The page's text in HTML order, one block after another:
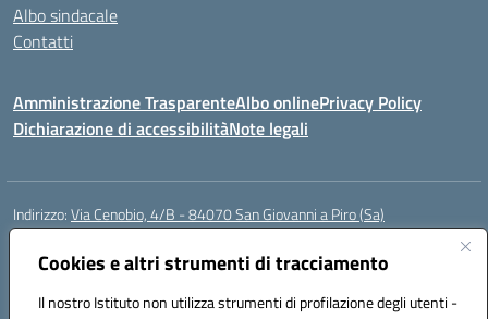
Cookies e altri strumenti di tracciamento
Il nostro Istituto non utilizza strumenti di profilazione degli utenti -
Albo sindacale
Contatti
Amministrazione TrasparenteAlbo onlinePrivacy Policy
Dichiarazione di accessibilitàNote legali
Indirizzo:Via Cenobio, 4/B - 84070 San Giovanni a Piro (Sa)
Centralino:
Posta elettronica certificata (PEC):saic815005@pec.istruzione.it
Codice fiscale: 84001740657